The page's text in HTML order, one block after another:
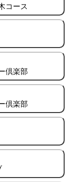
コース
倶楽部
倶楽部